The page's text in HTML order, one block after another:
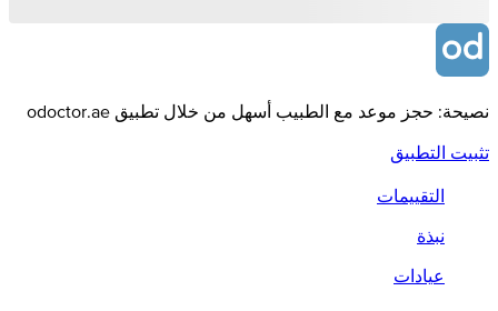
نصيحة: حجز موعد مع الطبيب أسهل من خلال تطبيق odoctor.ae
تثبيت التطبيق
التقييمات
نبذة
عيادات